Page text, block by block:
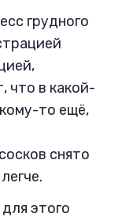
грудного
что в какой-
то ещё,
снято
этого